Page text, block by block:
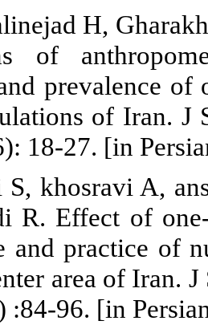
21. Agha
M. Norms
measures
urban
2014; 15(6):
22. shirani S,
F, kelishadi
knowledge
(public)
1999; 1 (3)